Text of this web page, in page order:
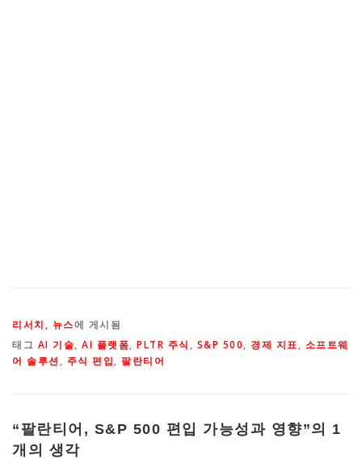
리서치, 뉴스에 게시됨
태그 AI 기술, AI 플랫폼, PLTR 주식 , S&P 500, 경제 지표, 소프트웨
어 솔루션 , 주식 편입, 팔란티어
“ 팔란티어, S&P 500 편입 가능성과 영향”의 1
개의 생각